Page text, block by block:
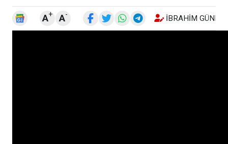
A+ A- İBRAHIM GÜNEŞ